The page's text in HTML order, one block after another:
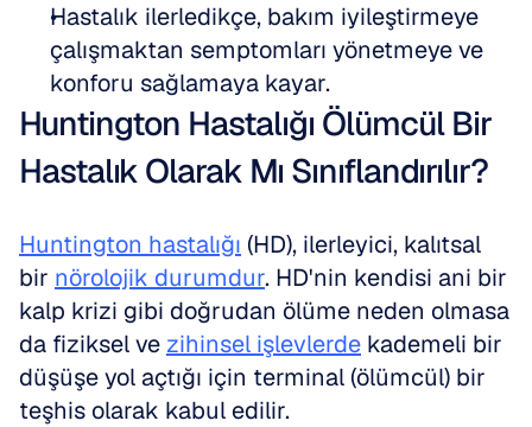
Hastalık ilerledikçe, bakım iyileştirmeye
çalışmaktan semptomları yönetmeye ve
konforu sağlamaya kayar.
Huntington Hastalığı Ölümcül Bir
Hastalık Olarak Mı Sınıflandırılır?
Huntington hastalığı (HD), ilerleyici, kalıtsal
bir nörolojik durumdur. HD'nin kendisi ani bir
kalp krizi gibi doğrudan ölüme neden olmasa
da fiziksel ve zihinsel işlevlerde kademeli bir
düşüşe yol açtığı için terminal (ölümcül) bir
teşhis olarak kabul edilir.